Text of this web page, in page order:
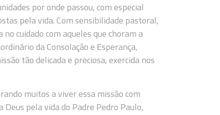
por onde passou, com especial
pela vida. Com sensibilidade pastoral,
cuidado com aqueles que choram a
da Consolação e Esperança,
tão delicada e preciosa, exercida nos
muitos a viver essa missão com
pela vida do Padre Pedro Paulo,